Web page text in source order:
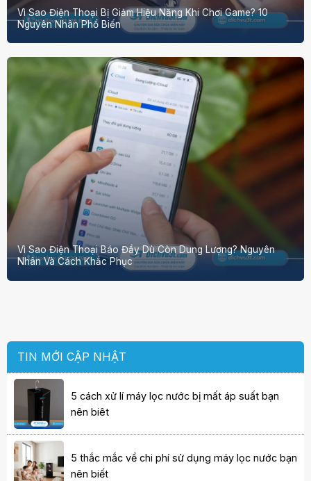
Vì Sao Điện Thoại Bị Giảm Hiệu Năng Khi Chơi Game? 10
Nguyên Nhân Phổ Biến
Vì Sao Điện Thoại Báo Đầy Dù Còn Dung Lượng? Nguyên
Nhân Và Cách Khắc Phục
TIN MỚI CẬP NHẬT
5 cách xử lí máy lọc nước bị mất áp suất bạn
nên biêt
5 thắc mắc về chi phí sử dụng máy lọc nước bạn
nên biết